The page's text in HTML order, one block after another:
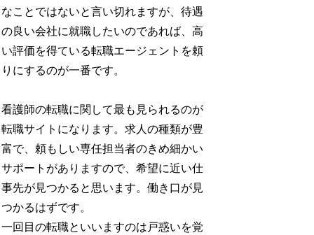
なことではないと言い切れますが、待遇
の良い会社に就職したいのであれば、高
い評価を得ている転職エージェントを頼
りにするのが一番です。
看護師の転職に関して最も見られるのが
転職サイトになります。求人の種類が豊
富で、頼もしい専任担当者のきめ細かい
サポートがありますので、希望に近い仕
事先が見つかると思います。働き口が見
つかるはずです。
一回目の転職といいますのは戸惑いを覚